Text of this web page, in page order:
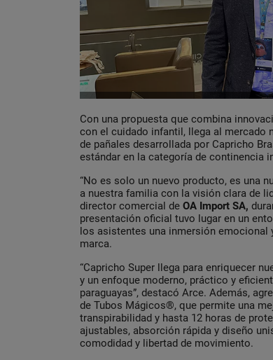
Con una propuesta que combina
con el cuidado infantil, llega al mercado
de pañales desarrollada por Capricho
estándar en la categoría de continencia
“No es solo un nuevo producto, es una
a nuestra familia con la visión clara de
director comercial de OA Import SA,
presentación oficial tuvo lugar en un
los asistentes una inmersión
marca.
“Capricho Super llega para enriquecer
y un enfoque moderno, práctico y
paraguayas”, destacó Arce. Además,
de Tubos Mágicos®, que permite una
transpirabilidad y hasta 12 horas de
ajustables, absorción rápida y diseño
comodidad y libertad de movimiento.